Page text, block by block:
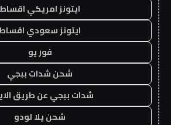
ايتونز امريكي اقساط
ايتونز سعودي اقساط
فور يو
شحن شدات ببجي
شدات ببجي عن طريق
شحن يلا لودو